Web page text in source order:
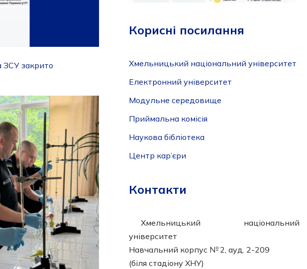
ЗСУ закрито
Корисні посилання
Хмельницький національний університет
Електронний університет
Модульне середовище
Приймальна комісія
Наукова бібліотека
Центр кар’єри
Контакти
Хмельницький національний
університет
Навчальний корпус № 2, ауд. 2-209
(біля стадіону ХНУ)